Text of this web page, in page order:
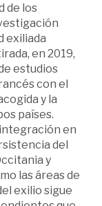
de los
exiliada
en 2019,
estudios
con el
y la
países.
en
del
y
las áreas de
exilio sigue